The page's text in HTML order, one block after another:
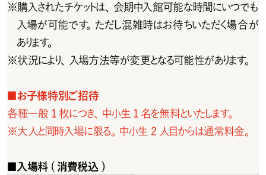
※購入されたチケットは、会期中入館可能な時間にいつでも
入場が可能です。ただし混雑時はお待ちいただく場合が
あります。
※状 況 により、入 場 方 法 等 が 変 更となる可 能 性 が あります。
■ お子様特別ご招待
各種一般 1 枚につき、中小生 1 名を無料といたします。
※大人と同時入場に限る。中小生 2 人目からは通常料金。
■ 入場料(消費税込 )